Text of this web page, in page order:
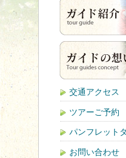
交通アクセス
ツアーご予約
パンフレット
お問い合わせ